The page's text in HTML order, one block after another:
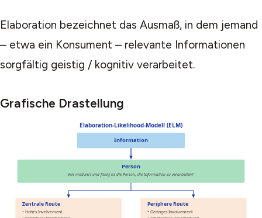
Elaboration bezeichnet das Ausmaß, in dem jemand
– etwa ein Konsument – relevante Informationen
sorgfältig geistig / kognitiv verarbeitet.
Grafische Drastellung